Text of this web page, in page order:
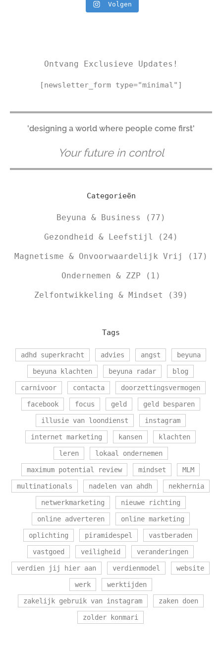
Volgen
Ontvang Exclusieve Updates!
[newsletter_form type="minimal"]
'designing a world where people come first'
Your future in control
Categorieën
Beyuna & Business (77)
Gezondheid & Leefstijl (24)
Magnetisme & Onvoorwaardelijk Vrij (17)
Ondernemen & ZZP (1)
Zelfontwikkeling & Mindset (39)
Tags
adhd superkracht advies angst beyuna
beyuna klachten beyuna radar blog
carnivoor contacta doorzettingsvermogen
facebook focus geld geld besparen
illusie van loondienst instagram
internet marketing kansen klachten
leren lokaal ondernemen
maximum potential review mindset MLM
multinationals nadelen van ahdh nekhernia
netwerkmarketing nieuwe richting
online adverteren online marketing
oplichting piramidespel vastberaden
vastgoed veiligheid veranderingen
verdien jij hier aan verdienmodel website
werk werktijden
zakelijk gebruik van instagram zaken doen
zolder konmari